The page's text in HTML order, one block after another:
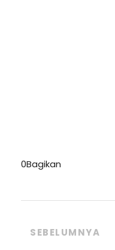
0Bagikan
SEBELUMNYA